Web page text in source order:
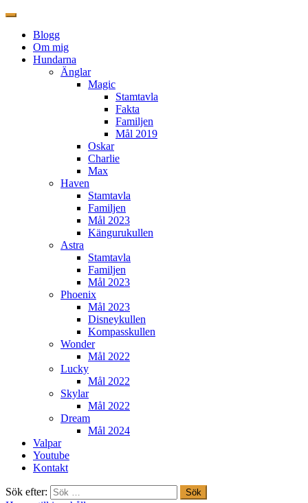
Blogg
Om mig
Hundarna
Änglar
Magic
Stamtavla
Fakta
Familjen
Mål 2019
Oskar
Charlie
Max
Haven
Stamtavla
Familjen
Mål 2023
Kängurukullen
Astra
Stamtavla
Familjen
Mål 2023
Phoenix
Mål 2023
Disneykullen
Kompasskullen
Wonder
Mål 2022
Lucky
Mål 2022
Skylar
Mål 2022
Dream
Mål 2024
Valpar
Youtube
Kontakt
Sök efter: